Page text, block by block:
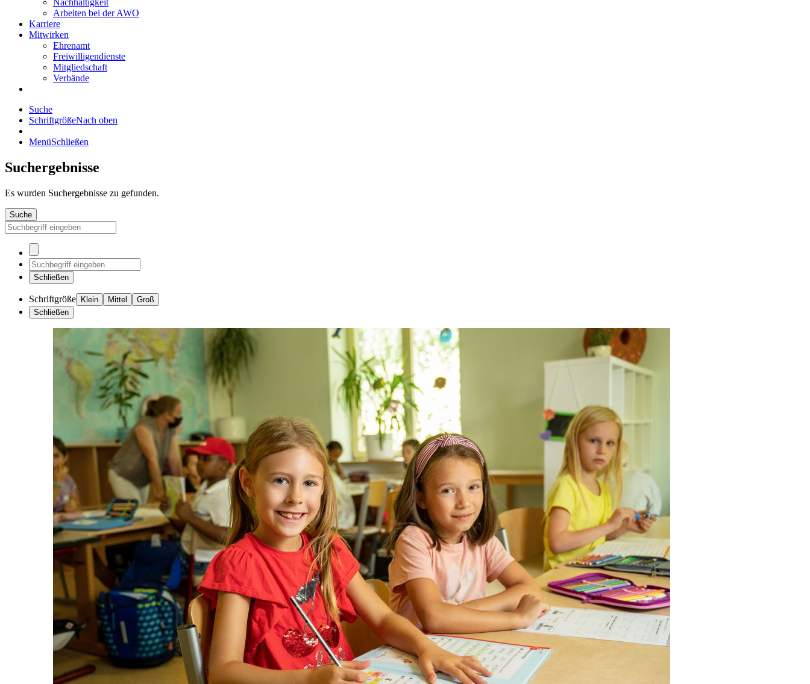
Nachhaltigkeit
Arbeiten bei der AWO
Karriere
Mitwirken
Ehrenamt
Freiwilligendienste
Mitgliedschaft
Verbände
Suche
SchriftgrößeNach oben
MenüSchließen
Suchergebnisse
Es wurden Suchergebnisse zu gefunden.
Suche
Schließen
Schriftgröße Klein Mittel
Groß
Schließen